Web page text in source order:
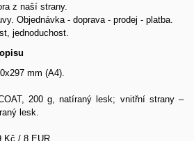
z naší strany.
Objednávka - doprava - prodej - platba.
jednoduchost.
mm (A4).
200 g, natíraný lesk; vnitřní strany –
lesk.
Kč / 8 EUR.